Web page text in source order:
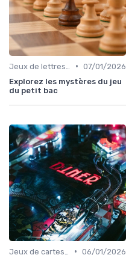
• 07/01/2026
Explorez les mystères du jeu
du petit bac
• 06/01/2026